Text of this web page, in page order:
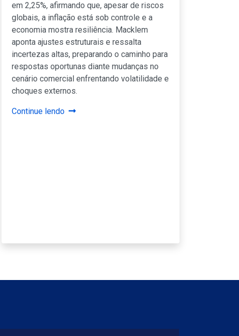
em 2,25%, afirmando que, apesar de riscos
globais, a inflação está sob controle e a
economia mostra resiliência. Macklem
aponta ajustes estruturais e ressalta
incertezas altas, preparando o caminho para
respostas oportunas diante mudanças no
cenário comercial enfrentando volatilidade e
choques externos.
Continue lendo